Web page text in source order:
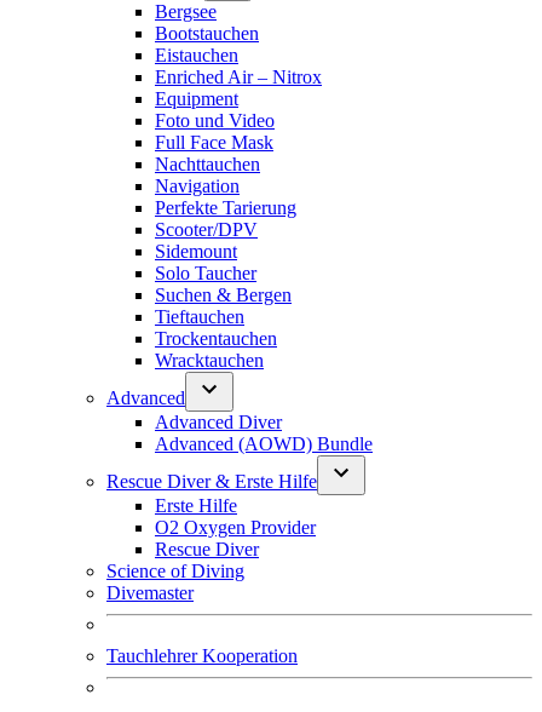
Bergsee
Bootstauchen
Eistauchen
Enriched Air – Nitrox
Equipment
Foto und Video
Full Face Mask
Nachttauchen
Navigation
Perfekte Tarierung
Scooter/DPV
Sidemount
Solo Taucher
Suchen & Bergen
Tieftauchen
Trockentauchen
Wracktauchen
Advanced
Advanced Diver
Advanced (AOWD) Bundle
Rescue Diver & Erste Hilfe
Erste Hilfe
O2 Oxygen Provider
Rescue Diver
Science of Diving
Divemaster
Tauchlehrer Kooperation